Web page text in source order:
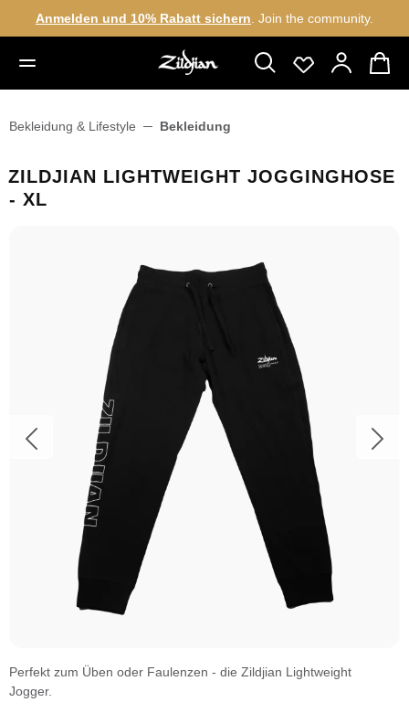
springen
Anmelden und 10% Rabatt sichern . Join the community.
Bekleidung & Lifestyle Bekleidung
ZILDJIAN LIGHTWEIGHT JOGGINGHOSE
- XL
Perfekt zum Üben oder Faulenzen - die Zildjian Lightweight
Jogger.